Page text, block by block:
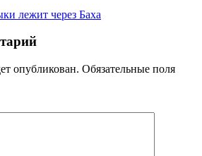
лежит через Баха
опубликован. Обязательные поля